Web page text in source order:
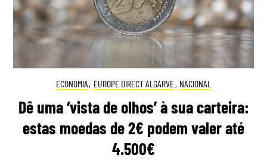
ECONOMIA, EUROPE DIRECT ALGARVE, NACIONAL
Dê uma ‘vista de olhos’ à sua carteira:
estas moedas de 2€ podem valer até
4.500€